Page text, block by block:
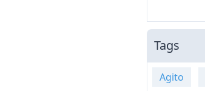
Tags
Agito